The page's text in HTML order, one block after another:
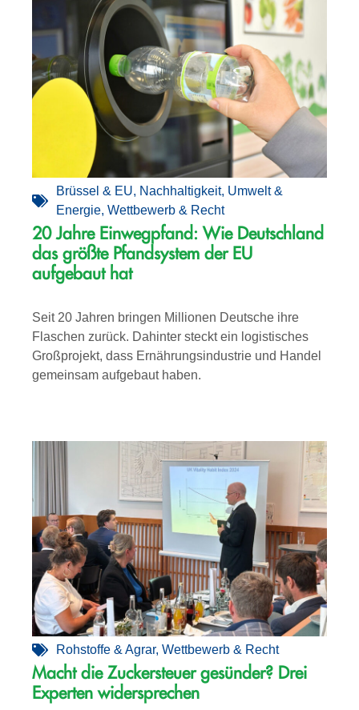
Brüssel & EU, Nachhaltigkeit, Umwelt &
Energie, Wettbewerb & Recht
20 Jahre Einwegpfand: Wie Deutschland
das größte Pfandsystem der EU
aufgebaut hat
Seit 20 Jahren bringen Millionen Deutsche ihre
Flaschen zurück. Dahinter steckt ein logistisches
Großprojekt, dass Ernährungsindustrie und Handel
gemeinsam aufgebaut haben.
Rohstoffe & Agrar, Wettbewerb & Recht
Macht die Zuckersteuer gesünder? Drei
Experten widersprechen